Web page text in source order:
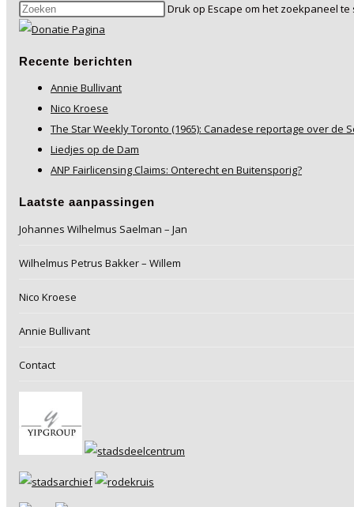
Druk op Escape om het zoekpaneel te
Recente berichten
Annie Bullivant
Nico Kroese
The Star Weekly Toronto (1965): Canadese reportage over de
Liedjes op de Dam
ANP Fairlicensing Claims: Onterecht en Buitensporig?
Laatste aanpassingen
Johannes Wilhelmus Saelman – Jan
Wilhelmus Petrus Bakker – Willem
Nico Kroese
Annie Bullivant
Contact